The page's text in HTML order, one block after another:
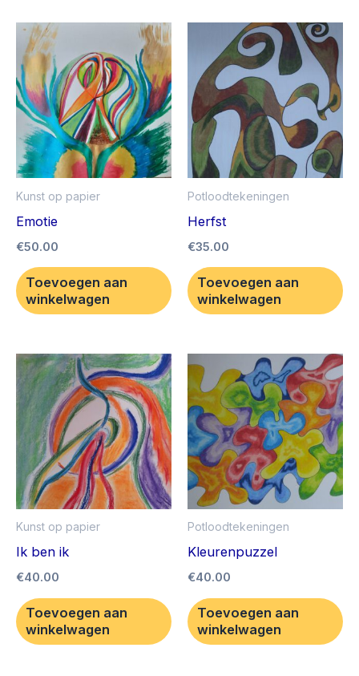
Kunst op papier
Emotie
€50.00
Toevoegen aan
winkelwagen
Potloodtekeningen
Herfst
€35.00
Toevoegen aan
winkelwagen
Kunst op papier
Ik ben ik
€40.00
Toevoegen aan
winkelwagen
Potloodtekeningen
Kleurenpuzzel
€40.00
Toevoegen aan
winkelwagen